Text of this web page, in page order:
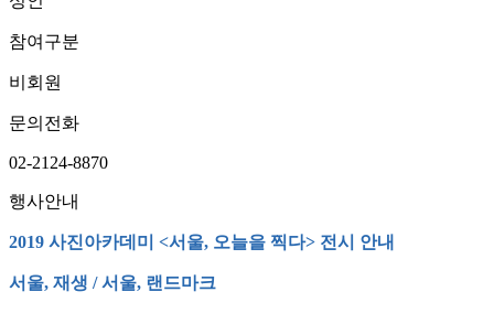
참여구분
비회원
문의전화
02-2124-8870
행사안내
2019 사진아카데미 <서울, 오늘을 찍다> 전시 안내
서울, 재생 / 서울, 랜드마크